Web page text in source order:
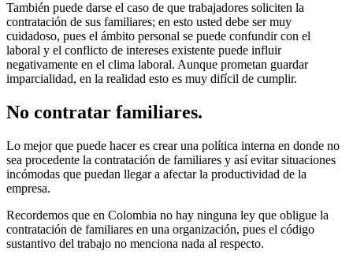
También puede darse el caso de que trabajadores soliciten la
contratación de sus familiares; en esto usted debe ser muy
cuidadoso, pues el ámbito personal se puede confundir con el
laboral y el conflicto de intereses existente puede influir
negativamente en el clima laboral. Aunque prometan guardar
imparcialidad, en la realidad esto es muy difícil de cumplir.
No contratar familiares.
Lo mejor que puede hacer es crear una política interna en donde no
sea procedente la contratación de familiares y así evitar situaciones
incómodas que puedan llegar a afectar la productividad de la
empresa.
Recordemos que en Colombia no hay ninguna ley que obligue la
contratación de familiares en una organización, pues el código
sustantivo del trabajo no menciona nada al respecto.